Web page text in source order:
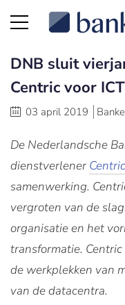
DNB sluit
Centric voor
03 april 2019
De Nederlandsche
dienstverlener Centric
samenwerking.
vergroten van de
organisatie en het
transformatie.
de werkplekken van
van de datacentra.